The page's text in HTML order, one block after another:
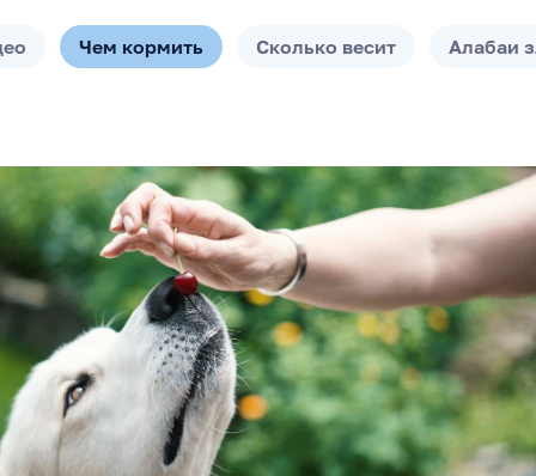
Чем кормить Сколько весит Алабаи